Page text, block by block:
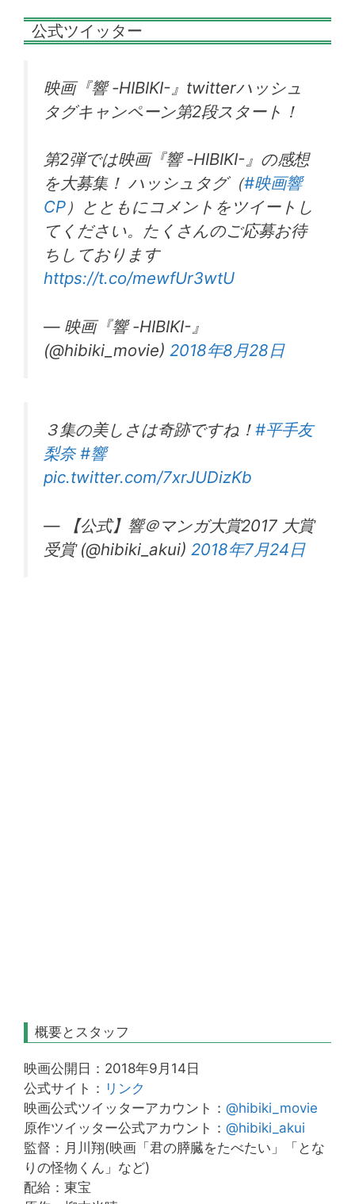
公式ツイッター
映画『響 -HIBIKI-』twitterハッシュ
タグキャンペーン第2段スタート！
第2弾では映画『響 -HIBIKI-』の感想
を大募集！ ハッシュタグ（#映画響
CP ）とともにコメントをツイートし
てください。たくさんのご応募お待
ちしております
https://t.co/mewfUr3wtU
— 映画『響 -HIBIKI-』
(@hibiki_movie) 2018年8月28日
３集の美しさは奇跡ですね！ #平手友
梨奈 #響
pic.twitter.com/7xrJUDizKb
— 【公式】響＠マンガ大賞2017 大賞
受賞 (@hibiki_akui) 2018年7月24日
概要とスタッフ
映画公開日：2018年9月14日
公式サイト： リンク
映画公式ツイッターアカウント： @hibiki_movie
原作ツイッター公式アカウント： @hibiki_akui
監督：月川翔(映画「君の膵臓をたべたい」「とな
りの怪物くん」など)
配給：東宝